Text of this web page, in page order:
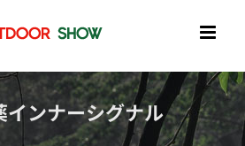
インナーシグナル